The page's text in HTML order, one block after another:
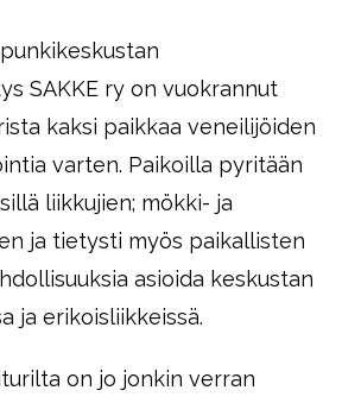
SAKKE ry on vuokrannut
kaksi paikkaa veneilijöiden
varten. Paikoilla pyritään
liikkujien; mökki- ja
ja tietysti myös paikallisten
asioida keskustan
ja erikoisliikkeissä.
on jo jonkin verran